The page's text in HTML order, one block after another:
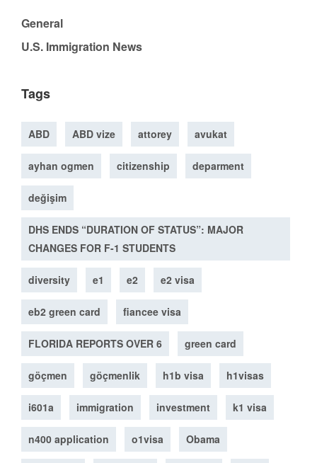
General
U.S. Immigration News
Tags
ABD ABD vize attorey avukat
ayhan ogmen citizenship deparment
değişim
DHS ENDS “DURATION OF STATUS”: MAJOR
CHANGES FOR F-1 STUDENTS
diversity e1 e2 e2 visa
eb2 green card fiancee visa
FLORIDA REPORTS OVER 6 green card
göçmen göçmenlik h1b visa h1visas
i601a immigration investment k1 visa
n400 application o1visa Obama